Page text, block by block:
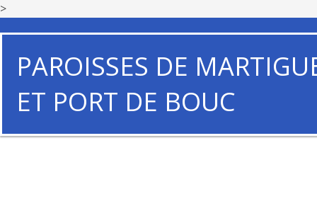
>
PAROISSES DE
ET PORT DE BOUC